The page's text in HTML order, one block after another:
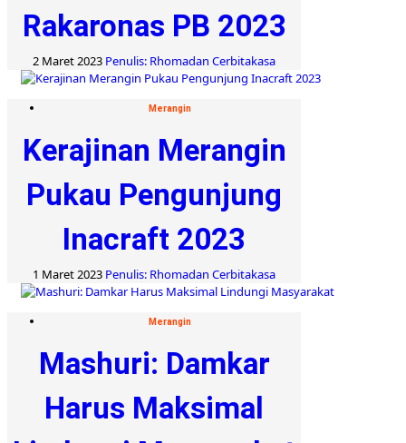
Rakaronas PB 2023
2 Maret 2023 Penulis: Rhomadan Cerbitakasa
Merangin
Kerajinan Merangin
Pukau Pengunjung
Inacraft 2023
1 Maret 2023 Penulis: Rhomadan Cerbitakasa
Merangin
Mashuri: Damkar
Harus Maksimal